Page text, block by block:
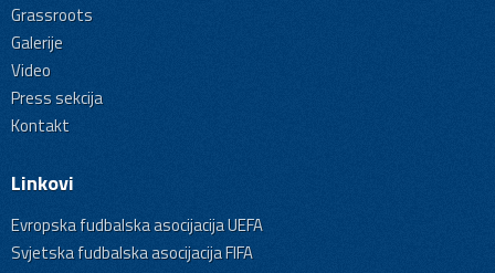
Grassroots
Galerije
Video
Press sekcija
Kontakt
Linkovi
Evropska fudbalska asocijacija UEFA
Svjetska fudbalska asocijacija FIFA